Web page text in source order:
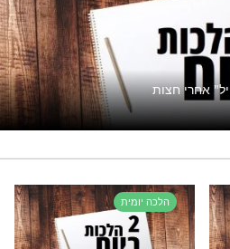
המצב תקוע?נסו את זה
יומית